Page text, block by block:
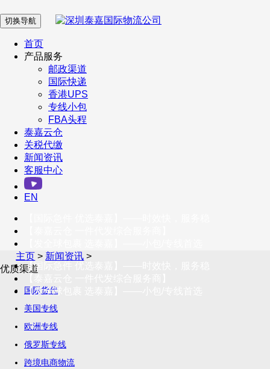
在 线 客 服
企业微信
订阅号
客户服务热线
400-098-5699
联系我们
切换导航
首页
产品服务
邮政渠道
国际快递
香港UPS
专线小包
FBA头程
泰嘉云仓
关税代缴
新闻资讯
客服中心
EN
【国际急件 优选泰嘉】——时效快，服务稳
【发全球包裹 选泰嘉】——小包/专线首选
主页 > 新闻资讯 >
优质渠道
国际货代
美国专线
欧洲专线
俄罗斯专线
跨境电商物流